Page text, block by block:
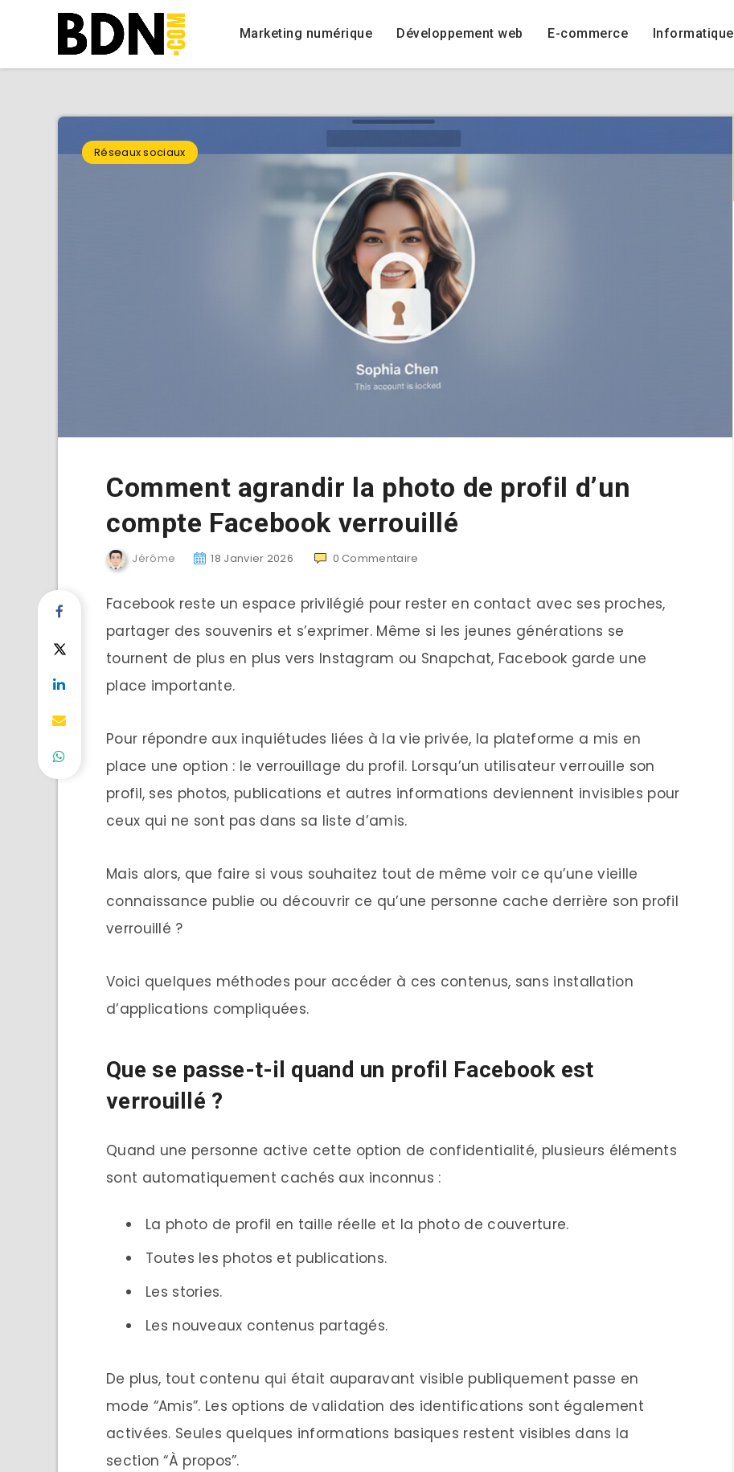
Marketing numérique Développement web E-commerce Informatique
Réseaux sociaux
Comment agrandir la photo de profil d’un
compte Facebook verrouillé
Jérôme 18 Janvier 2026 0 Commentaire
Facebook reste un espace privilégié pour rester en contact avec ses proches,
partager des souvenirs et s’exprimer. Même si les jeunes générations se
tournent de plus en plus vers Instagram ou Snapchat, Facebook garde une
place importante.
Pour répondre aux inquiétudes liées à la vie privée, la plateforme a mis en
place une option : le verrouillage du profil. Lorsqu’un utilisateur verrouille son
profil, ses photos, publications et autres informations deviennent invisibles pour
ceux qui ne sont pas dans sa liste d’amis.
Mais alors, que faire si vous souhaitez tout de même voir ce qu’une vieille
connaissance publie ou découvrir ce qu’une personne cache derrière son profil
verrouillé ?
Voici quelques méthodes pour accéder à ces contenus, sans installation
d’applications compliquées.
Que se passe-t-il quand un profil Facebook est
verrouillé ?
Quand une personne active cette option de confidentialité, plusieurs éléments
sont automatiquement cachés aux inconnus :
La photo de profil en taille réelle et la photo de couverture.
Toutes les photos et publications.
Les stories.
Les nouveaux contenus partagés.
De plus, tout contenu qui était auparavant visible publiquement passe en
mode “Amis”. Les options de validation des identifications sont également
activées. Seules quelques informations basiques restent visibles dans la
section “À propos”.